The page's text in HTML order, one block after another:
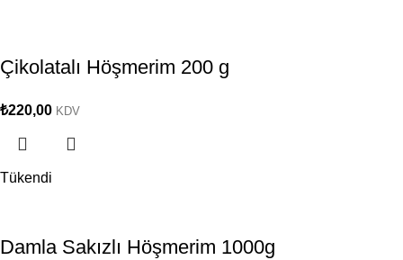
Çikolatalı Höşmerim 200 g
₺220,00 KDV
Tükendi
Damla Sakızlı Höşmerim 1000g